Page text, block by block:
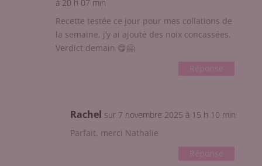
à 20 h 07 min
Recette testée ce jour pour mes collations de
la semaine, j’y ai ajouté des noix concassées.
Verdict demain 😋🤗
Réponse
Rachel sur 7 novembre 2025 à 15 h 10 min
Parfait, merci Nathalie
Réponse